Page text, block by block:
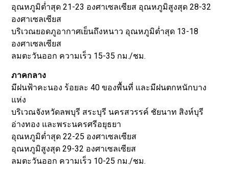
อุณหภูมิต่ำสุด 21-23 องศาเซลเซียส อุณหภูมิสูงสุด 28-32
องศาเซลเซียส
บริเวณยอดภูอากาศเย็นถึงหนาว อุณหภูมิต่ำสุด 13-18
องศาเซลเซียส
ลมตะวันออก ความเร็ว 15-35 กม./ชม.
ภาคกลาง
มีฝนฟ้าคะนอง ร้อยละ 40 ของพื้นที่ และมีฝนตกหนักบาง
แห่ง
บริเวณจังหวัดลพบุรี สระบุรี นครสวรรค์ ชัยนาท สิงห์บุรี
อ่างทอง และพระนครศรีอยุธยา
อุณหภูมิต่ำสุด 22-25 องศาเซลเซียส
อุณหภูมิสูงสุด 29-32 องศาเซลเซียส
ลมตะวันออก ความเร็ว 10-25 กม./ชม.